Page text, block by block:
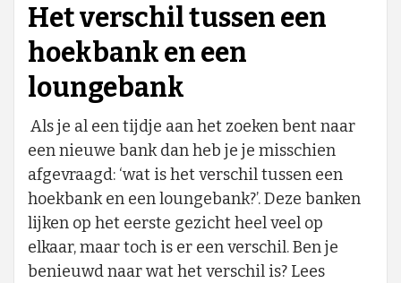
Het verschil tussen een
hoekbank en een
loungebank
Als je al een tijdje aan het zoeken bent naar
een nieuwe bank dan heb je je misschien
afgevraagd: ‘wat is het verschil tussen een
hoekbank en een loungebank?’. Deze banken
lijken op het eerste gezicht heel veel op
elkaar, maar toch is er een verschil. Ben je
benieuwd naar wat het verschil is? Lees